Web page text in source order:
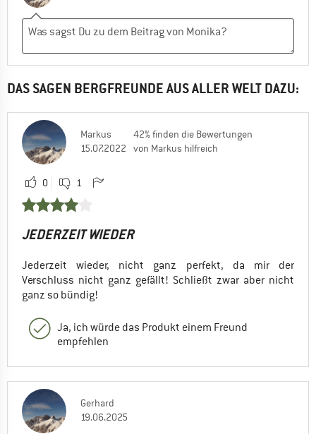
DAS SAGEN BERGFREUNDE AUS ALLER WELT DAZU:
Markus
15.07.2022
42% finden die Bewertungen
von Markus hilfreich
0 1
JEDERZEIT WIEDER
Jederzeit wieder, nicht ganz perfekt, da mir der
Verschluss nicht ganz gefällt! Schließt zwar aber nicht
ganz so bündig!
Ja, ich würde das Produkt einem Freund
empfehlen
Gerhard
19.06.2025